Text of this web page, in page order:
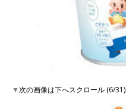
▼次の画像は下へスクロール (6/31)